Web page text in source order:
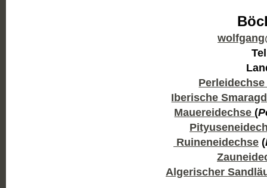
Iberische
Mauereidechse (
Ruineneidechse (
Algerischer